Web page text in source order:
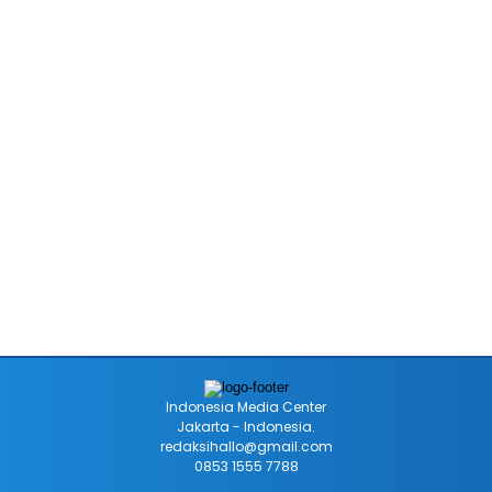
Indonesia Media Center
Jakarta - Indonesia.
redaksihallo@gmail.com
0853 1555 7788